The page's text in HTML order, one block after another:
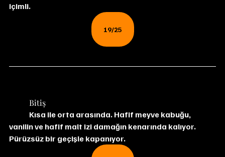
içimli.
19/25
	Bitiş
vanilin ve hafif malt izi damağın kenarında kalıyor.
Pürüzsüz bir geçişle kapanıyor.